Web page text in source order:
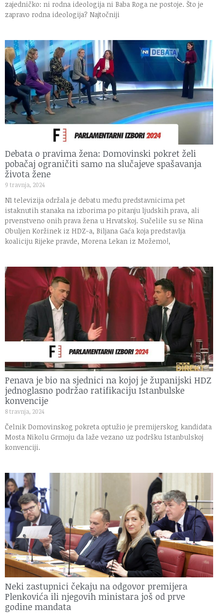
zajedničko: ni rodna ideologija ni Baba Roga ne postoje. Što je
zapravo rodna ideologija? Najtočniji
Debata o pravima žena: Domovinski pokret želi
pobačaj ograničiti samo na slučajeve spašavanja
života žene
9 travnja, 2024
N1 televizija održala je debatu među predstavnicima pet
istaknutih stanaka na izborima po pitanju ljudskih prava, ali
prvenstveno onih prava žena u Hrvatskoj. Sučelile su se Nina
Obuljen Koržinek iz HDZ-a, Biljana Gaća koja predstavlja
koaliciju Rijeke pravde, Morena Lekan iz Možemo!,
Penava je bio na sjednici na kojoj je županijski HDZ
jednoglasno podržao ratifikaciju Istanbulske
konvencije
8 travnja, 2024
Čelnik Domovinskog pokreta optužio je premijerskog kandidata
Mosta Nikolu Grmoju da laže vezano uz podršku Istanbulskoj
konvenciji.
Neki zastupnici čekaju na odgovor premijera
Plenkovića ili njegovih ministara još od prve
godine mandata